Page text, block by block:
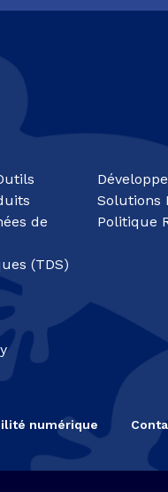
de
(TDS)
Solutions
Politique
numérique